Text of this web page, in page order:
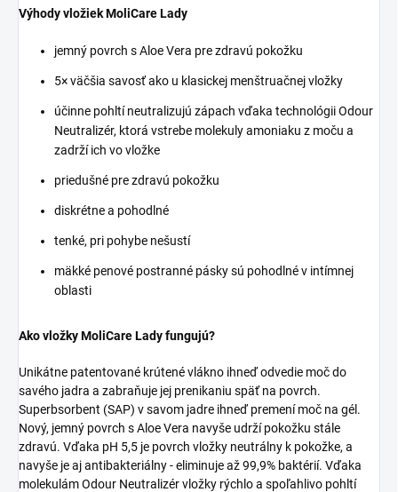
Výhody vložiek MoliCare Lady
jemný povrch s Aloe Vera pre zdravú pokožku
5× väčšia savosť ako u klasickej menštruačnej vložky
účinne pohltí neutralizujú zápach vďaka technológii Odour
Neutralizér, ktorá vstrebe molekuly amoniaku z moču a
zadrží ich vo vložke
priedušné pre zdravú pokožku
diskrétne a pohodlné
tenké, pri pohybe nešustí
mäkké penové postranné pásky sú pohodlné v intímnej
oblasti
Ako vložky MoliCare Lady fungujú?
Unikátne patentované krútené vlákno ihneď odvedie moč do
savého jadra a zabraňuje jej prenikaniu späť na povrch.
Superbsorbent (SAP) v savom jadre ihneď premení moč na gél.
Nový, jemný povrch s Aloe Vera navyše udrží pokožku stále
zdravú. Vďaka pH 5,5 je povrch vložky neutrálny k pokožke, a
navyše je aj antibakteriálny - eliminuje až 99,9% baktérií. Vďaka
molekulám Odour Neutralizér vložky rýchlo a spoľahlivo pohltí